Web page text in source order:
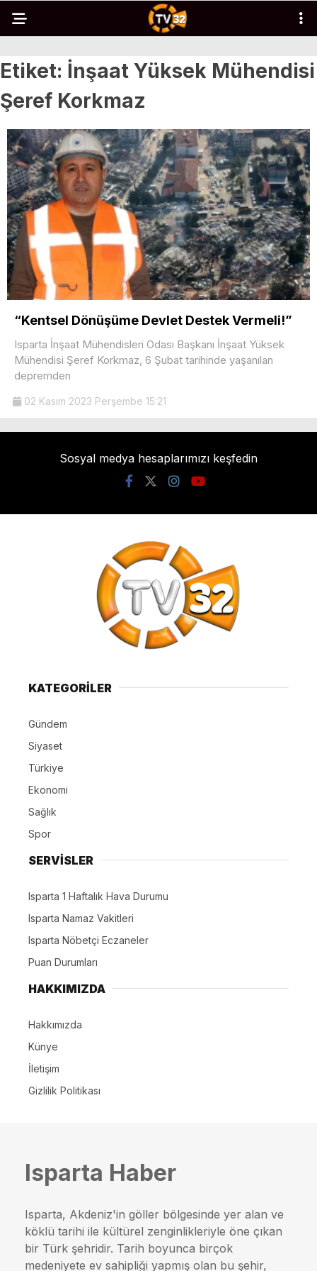
Etiket: İnşaat Yüksek Mühendisi
Şeref Korkmaz
“Kentsel Dönüşüme Devlet Destek Vermeli!”
Isparta İnşaat Mühendisleri Odası Başkanı İnşaat Yüksek
Mühendisi Şeref Korkmaz, 6 Şubat tarihinde yaşanılan
depremden
02 Kasım 2023 Perşembe 15:21
Sosyal medya hesaplarımızı keşfedin
KATEGORİLER
Gündem
Siyaset
Türkiye
Ekonomi
Sağlık
Spor
SERVİSLER
Isparta 1 Haftalık Hava Durumu
Isparta Namaz Vakitleri
Isparta Nöbetçi Eczaneler
Puan Durumları
HAKKIMIZDA
Hakkımızda
Künye
İletişim
Gizlilik Politikası
Isparta Haber
Isparta, Akdeniz'in göller bölgesinde yer alan ve
köklü tarihi ile kültürel zenginlikleriyle öne çıkan
bir Türk şehridir. Tarih boyunca birçok
medeniyete ev sahipliği yapmış olan bu şehir,